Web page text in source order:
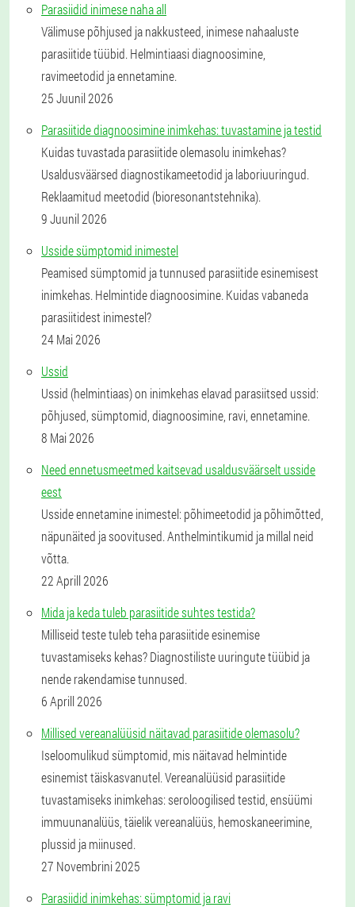
Parasiidid inimese naha all
Välimuse põhjused ja nakkusteed, inimese nahaaluste
parasiitide tüübid. Helmintiaasi diagnoosimine,
ravimeetodid ja ennetamine.
25 Juunil 2026
Parasiitide diagnoosimine inimkehas: tuvastamine ja testid
Kuidas tuvastada parasiitide olemasolu inimkehas?
Usaldusväärsed diagnostikameetodid ja laboriuuringud.
Reklaamitud meetodid (bioresonantstehnika).
9 Juunil 2026
Usside sümptomid inimestel
Peamised sümptomid ja tunnused parasiitide esinemisest
inimkehas. Helmintide diagnoosimine. Kuidas vabaneda
parasiitidest inimestel?
24 Mai 2026
Ussid
Ussid (helmintiaas) on inimkehas elavad parasiitsed ussid:
põhjused, sümptomid, diagnoosimine, ravi, ennetamine.
8 Mai 2026
Need ennetusmeetmed kaitsevad usaldusväärselt usside
eest
Usside ennetamine inimestel: põhimeetodid ja põhimõtted,
näpunäited ja soovitused. Anthelmintikumid ja millal neid
võtta.
22 Aprill 2026
Mida ja keda tuleb parasiitide suhtes testida?
Milliseid teste tuleb teha parasiitide esinemise
tuvastamiseks kehas? Diagnostiliste uuringute tüübid ja
nende rakendamise tunnused.
6 Aprill 2026
Millised vereanalüüsid näitavad parasiitide olemasolu?
Iseloomulikud sümptomid, mis näitavad helmintide
esinemist täiskasvanutel. Vereanalüüsid parasiitide
tuvastamiseks inimkehas: seroloogilised testid, ensüümi
immuunanalüüs, täielik vereanalüüs, hemoskaneerimine,
plussid ja miinused.
27 Novembrini 2025
Parasiidid inimkehas: sümptomid ja ravi